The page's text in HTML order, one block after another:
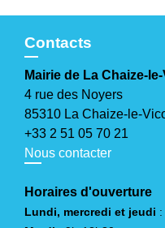
Contacts
Mairie de La Chaize-
4 rue des Noyers
85310 La Chaize-le-
+33 2 51 05 70 21
Nous contacter
Horaires d'ouverture
Lundi, mercredi et jeudi